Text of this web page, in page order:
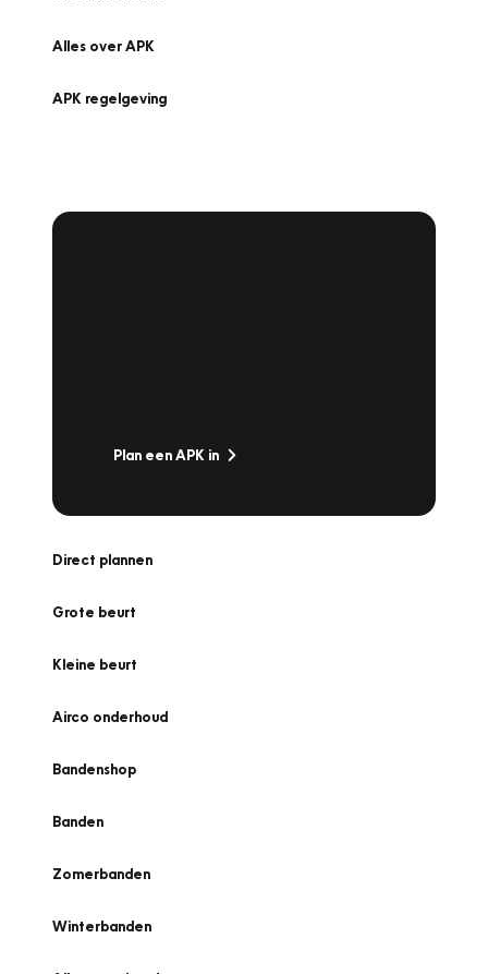
Alles over APK
APK regelgeving
Plan een APK in
Direct plannen
Grote beurt
Kleine beurt
Airco onderhoud
Bandenshop
Banden
Zomerbanden
Winterbanden